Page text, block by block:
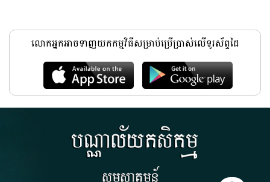
លោកអ្នកអាចទាញយកកម្មវិធីសម្រាប់ប្រើប្រាស់លើទូរស័ព្ទដៃ